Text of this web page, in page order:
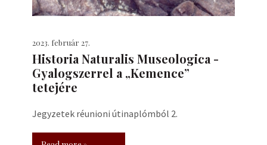
2023. február 27.
Historia Naturalis Museologica -
Gyalogszerrel a „Kemence”
tetejére
Jegyzetek réunioni útinaplómból 2.